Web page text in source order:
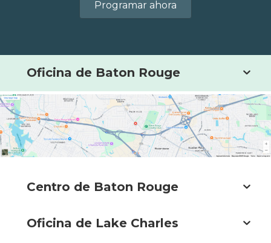
Programar ahora
Oficina de Baton Rouge
Centro de Baton Rouge
Oficina de Lake Charles